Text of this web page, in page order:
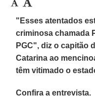
" Esses atentados
criminosa chamada
PGC", diz o capitão
Catarina ao
têm vitimado o
Confira a entrevista.